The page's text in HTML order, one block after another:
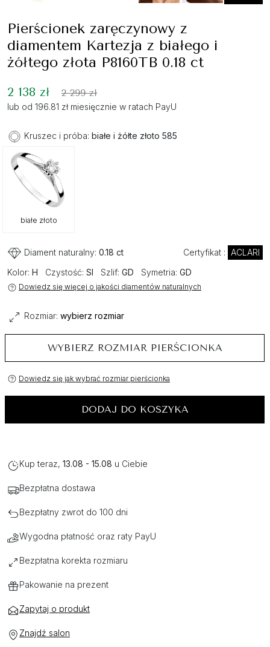
Pierścionek zaręczynowy z
diamentem Kartezja z białego i
żółtego złota P8160TB 0.18 ct
2 138 zł 2 299 zł
lub od 196.81 zł miesięcznie w ratach PayU
Kruszec i próba: białe i żółte złoto 585
białe złoto
Diament naturalny: 0.18 ct Certyfikat : ACLARI
Kolor: H Czystość: SI Szlif: GD Symetria: GD
Dowiedz się więcej o jakości diamentów naturalnych
Rozmiar: wybierz rozmiar
WYBIERZ ROZMIAR PIERŚCIONKA
Dowiedz się jak wybrać rozmiar pierścionka
DODAJ DO KOSZYKA
Kup teraz, 13.08 - 15.08 u Ciebie
Bezpłatna dostawa
Bezpłatny zwrot do 100 dni
Wygodna płatność oraz raty PayU
Bezpłatna korekta rozmiaru
Pakowanie na prezent
Zapytaj o produkt
Znajdź salon